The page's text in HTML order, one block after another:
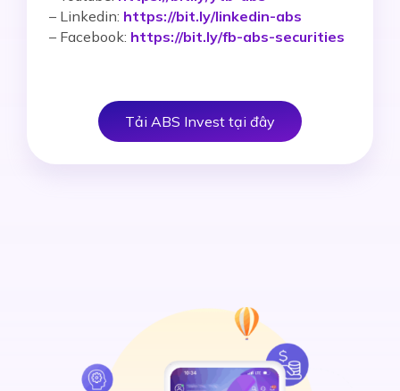
– Linkedin: https://bit.ly/linkedin-abs
– Facebook: https://bit.ly/fb-abs-securities
Tải ABS Invest tại đây